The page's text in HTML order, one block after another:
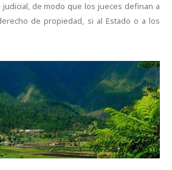
de modo que los jueces definan a
de propiedad, si al Estado o a los